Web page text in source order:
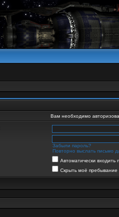
Вам необходимо
Забыли пароль?
Повторно выслать письмо
Автоматически
Скрыть моё пребывание